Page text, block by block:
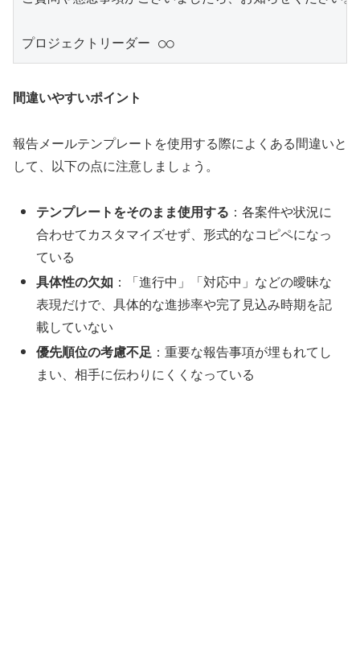
間違いやすいポイント
報告メールテンプレートを使用する際によくある間違いと
して、以下の点に注意しましょう。
テンプレートをそのまま使用する ：各案件や状況に
合わせてカスタマイズせず、形式的なコピペになっ
ている
具体性の欠如 ：「進行中」「対応中」などの曖昧な
表現だけで、具体的な進捗率や完了見込み時期を記
載していない
優先順位の考慮不足 ：重要な報告事項が埋もれてし
まい、相手に伝わりにくくなっている